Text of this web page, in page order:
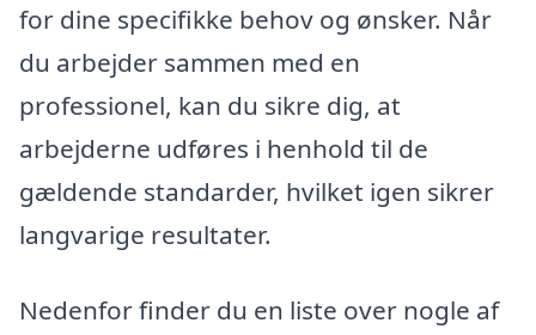
for dine specifikke behov og ønsker. Når
du arbejder sammen med en
professionel, kan du sikre dig, at
arbejderne udføres i henhold til de
gældende standarder, hvilket igen sikrer
langvarige resultater.
Nedenfor finder du en liste over nogle af